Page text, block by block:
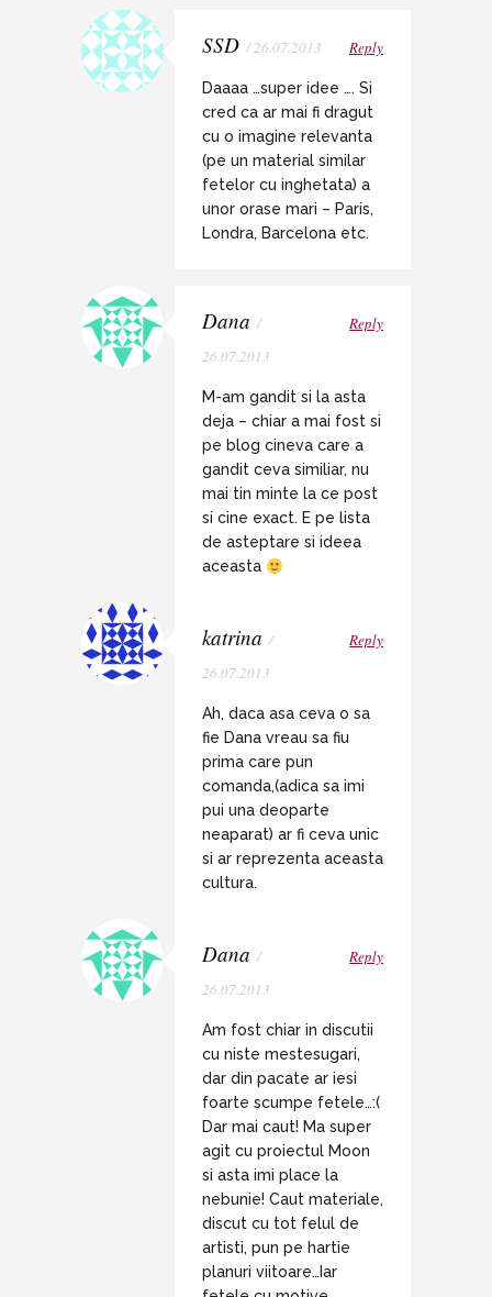
SSD / 26.07.2013 Reply
Daaaa …super idee …. Si
cred ca ar mai fi dragut
cu o imagine relevanta
(pe un material similar
fetelor cu inghetata) a
unor orase mari – Paris,
Londra, Barcelona etc.
Dana /
26.07.2013
Reply
M-am gandit si la asta
deja – chiar a mai fost si
pe blog cineva care a
gandit ceva similiar, nu
mai tin minte la ce post
si cine exact. E pe lista
de asteptare si ideea
aceasta
katrina /
26.07.2013
Reply
Ah, daca asa ceva o sa
fie Dana vreau sa fiu
prima care pun
comanda,(adica sa imi
pui una deoparte
neaparat) ar fi ceva unic
si ar reprezenta aceasta
cultura.
Dana /
26.07.2013
Reply
Am fost chiar in discutii
cu niste mestesugari,
dar din pacate ar iesi
foarte scumpe fetele…:(
Dar mai caut! Ma super
agit cu proiectul Moon
si asta imi place la
nebunie! Caut materiale,
discut cu tot felul de
artisti, pun pe hartie
planuri viitoare…Iar